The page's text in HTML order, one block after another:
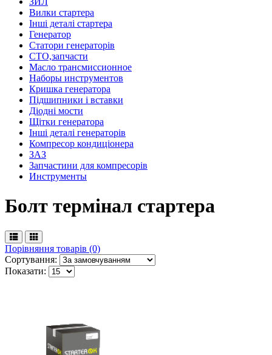
Вилки стартера
Інші деталі стартера
Генератор
Cтатори генераторів
СТО,запчасти
Масло трансмиссионное
Наборы инструментов
Кришка генератора
Підшипники і вставки
Діодні мости
Щітки генератора
Інші деталі генераторів
Компресор кондиціонера
ЗАЗ
Запчастини для компресорів
Инструменты
Болт термінал стартера
Порівняння товарів (0)
Сортування:
Показати: